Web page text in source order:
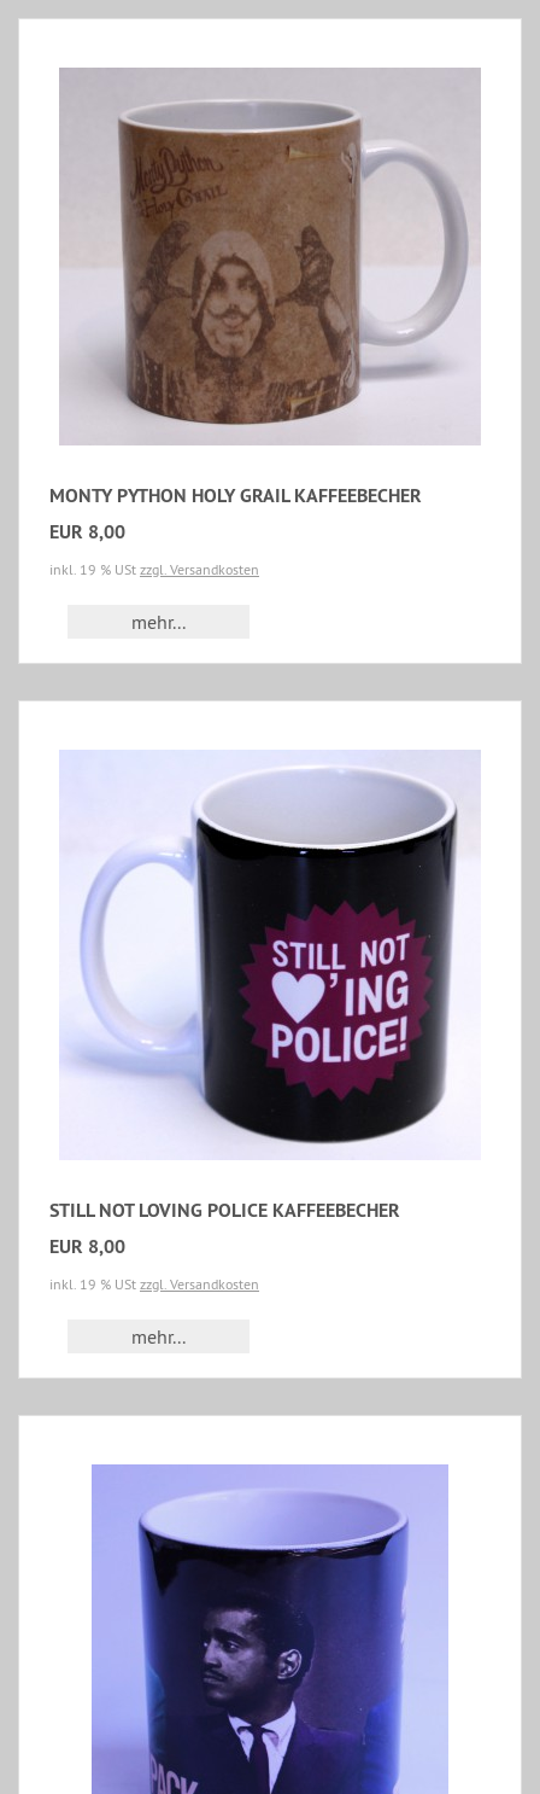
MONTY PYTHON HOLY GRAIL KAFFEEBECHER
EUR 8,00
inkl. 19 % USt zzgl. Versandkosten
mehr...
STILL NOT LOVING POLICE KAFFEEBECHER
EUR 8,00
inkl. 19 % USt zzgl. Versandkosten
mehr...